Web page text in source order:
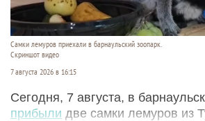
Самки лемуров приехали в барнаульский зоопарк.
Скриншот видео
7 августа 2026 в 16:15
Сегодня, 7 августа, в
прибыли две самки лемуров из